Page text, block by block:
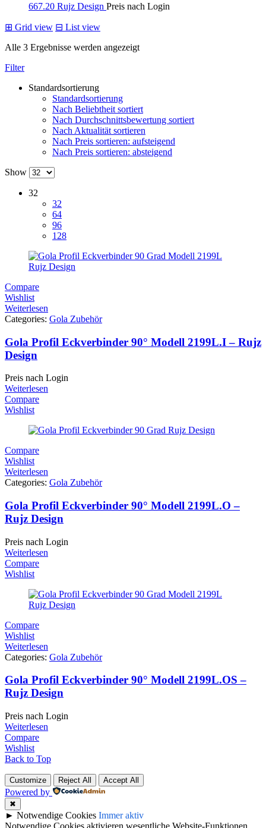
667.20 Rujz Design Preis nach Login
⊞ Grid view ⊟ List view
Alle 3 Ergebnisse werden angezeigt
Filter
Standardsortierung
Standardsortierung
Nach Beliebtheit sortiert
Nach Durchschnittsbewertung sortiert
Nach Aktualität sortieren
Nach Preis sortieren: aufsteigend
Nach Preis sortieren: absteigend
Show
32
32
64
96
128
Compare
Wishlist
Weiterlesen
Categories: Gola Zubehör
Gola Profil Eckverbinder 90° Modell 2199L.I – Rujz
Design
Preis nach Login
Weiterlesen
Compare
Wishlist
Compare
Wishlist
Weiterlesen
Categories: Gola Zubehör
Gola Profil Eckverbinder 90° Modell 2199L.O –
Rujz Design
Preis nach Login
Weiterlesen
Compare
Wishlist
Compare
Wishlist
Weiterlesen
Categories: Gola Zubehör
Gola Profil Eckverbinder 90° Modell 2199L.OS –
Rujz Design
Preis nach Login
Weiterlesen
Compare
Wishlist
Back to Top
Customize Reject All Accept All
Powered by
✖
► Notwendige Cookies Immer aktiv